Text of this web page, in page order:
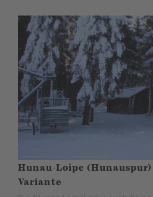
Hunau-Loipe
Variante